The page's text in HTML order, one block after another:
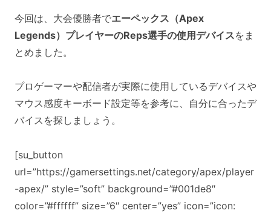
今回は、大会優勝者でエーペックス（Apex
Legends）プレイヤーのReps選手の使用デバイスをま
とめました。
プロゲーマーや配信者が実際に使用しているデバイスや
マウス感度キーボード設定等を参考に、自分に合ったデ
バイスを探しましょう。
[su_button
url=”https://gamersettings.net/category/apex/player
-apex/” style=”soft” background=”#001de8″
color=”#ffffff” size=”6″ center=”yes” icon=”icon: